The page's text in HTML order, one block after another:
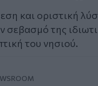
και οριστική
σεβασμό της
του νησιού.